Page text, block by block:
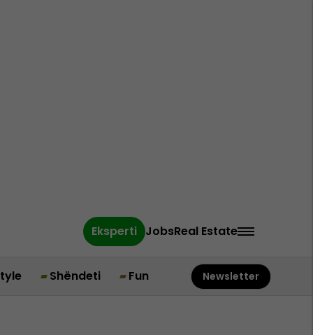
Eksperti JobsReal Estate
Shëndeti Fun Newsletter